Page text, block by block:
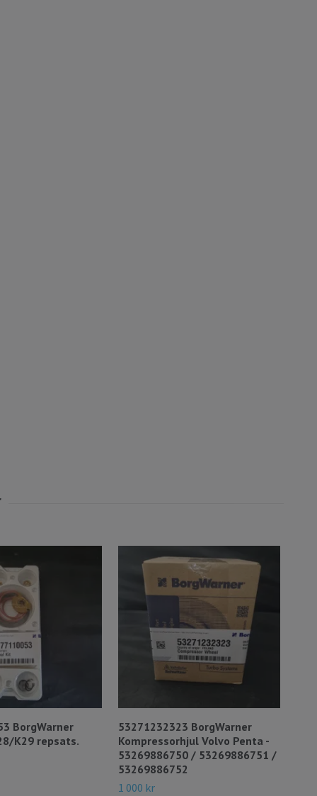
BorgWarner
K29 repsats.
53271232323 BorgWarner
Kompressorhjul Volvo Penta -
53269886750 / 53269886751 /
53269886752
1 000 kr